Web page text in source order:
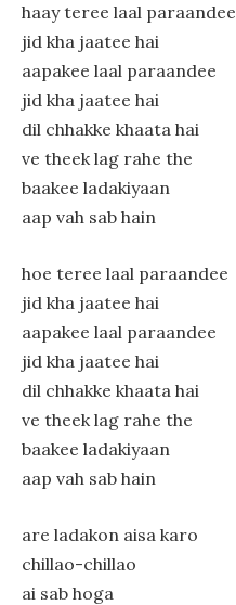
haay teree laal paraandee
jid kha jaatee hai
aapakee laal paraandee
jid kha jaatee hai
dil chhakke khaata hai
ve theek lag rahe the
baakee ladakiyaan
aap vah sab hain
hoe teree laal paraandee
jid kha jaatee hai
aapakee laal paraandee
jid kha jaatee hai
dil chhakke khaata hai
ve theek lag rahe the
baakee ladakiyaan
aap vah sab hain
are ladakon aisa karo
chillao-chillao
ai sab hoga